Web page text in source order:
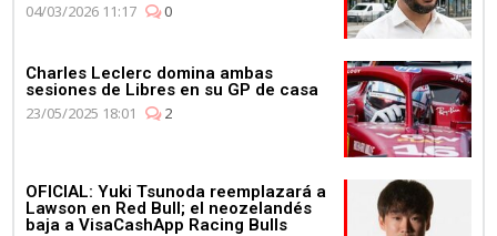
04/03/2026 11:17
0
Charles Leclerc domina ambas
sesiones de Libres en su GP de casa
23/05/2025 18:01
2
OFICIAL: Yuki Tsunoda reemplazará a
Lawson en Red Bull; el neozelandés
baja a VisaCashApp Racing Bulls